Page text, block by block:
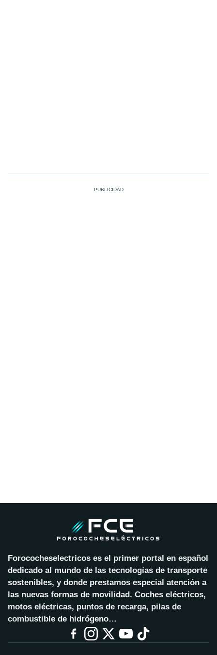
Forococheselectricos es el primer portal en español
dedicado al mundo de las tecnologías de transporte
sostenibles, y donde prestamos especial atención a
las nuevas formas de movilidad. Coches eléctricos,
motos eléctricas, puntos de recarga, pilas de
combustible de hidrógeno…